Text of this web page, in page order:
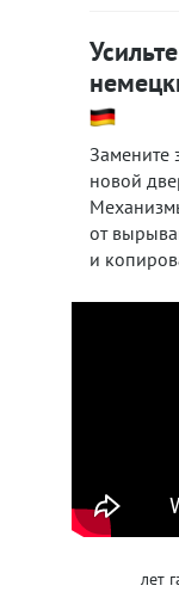
Замените
новой
от
и
лет